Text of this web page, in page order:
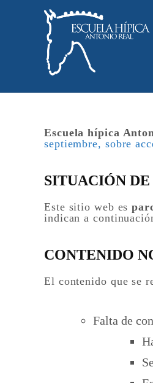
Escuela hípica
septiembre, sobre
SITUACIÓN
Este sitio web es
indican a
CONTENIDO
El contenido que se
Falta de